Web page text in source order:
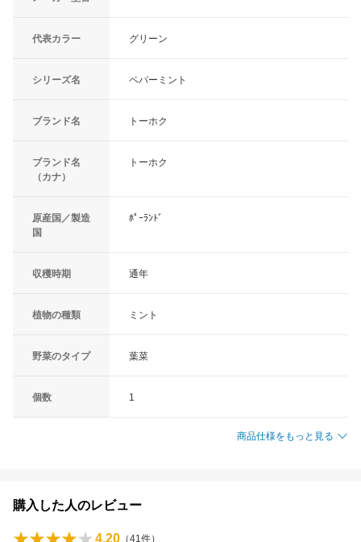
代表カラー グリーン
シリーズ名 ペパーミント
ブランド名 トーホク
ブランド名
（カナ）
トーホク
原産国／製造
国
ﾎﾟｰﾗﾝﾄﾞ
収穫時期 通年
植物の種類 ミント
野菜のタイプ 葉菜
個数 1
商品仕様をもっと見る
購入した人のレビュー
4.20 （41件）